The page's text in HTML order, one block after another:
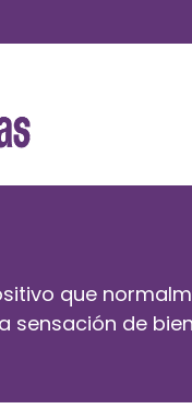
que
sensación de